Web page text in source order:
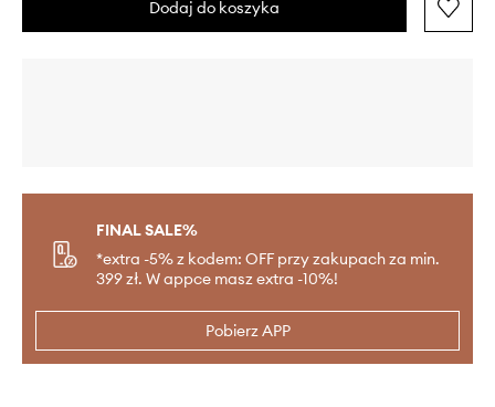
Dodaj do koszyka
FINAL SALE%
*extra -5% z kodem: OFF przy zakupach za min.
399 zł. W appce masz extra -10%!
Pobierz APP